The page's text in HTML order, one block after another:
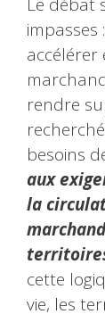
accélérer
rendre
besoins
aux
la
cette
vie, les